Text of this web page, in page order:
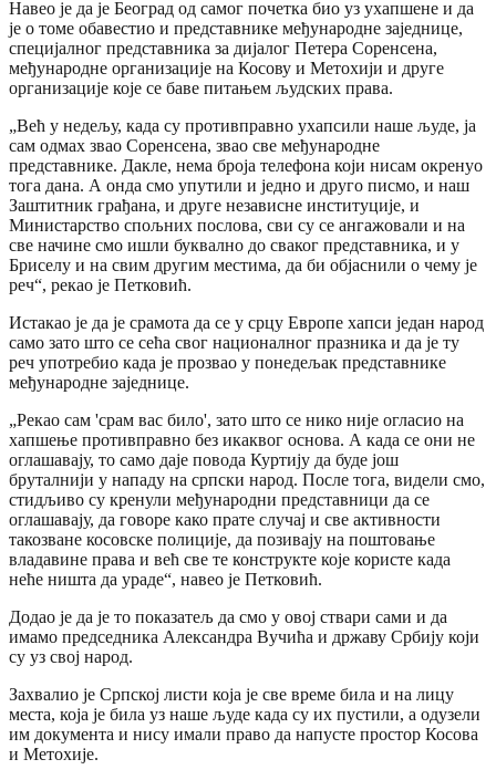
Навео је да је Београд од самог почетка био уз ухапшене и да
је о томе обавестио и представнике међународне заједнице,
специјалног представника за дијалог Петера Соренсена,
међународне организације на Косову и Метохији и друге
организације које се баве питањем људских права.
„Већ у недељу, када су противправно ухапсили наше људе, ја
сам одмах звао Соренсена, звао све међународне
представнике. Дакле, нема броја телефона који нисам окренуо
тога дана. А онда смо упутили и једно и друго писмо, и наш
Заштитник грађана, и друге независне институције, и
Министарство спољних послова, сви су се ангажовали и на
све начине смо ишли буквално до сваког представника, и у
Бриселу и на свим другим местима, да би објаснили о чему је
реч“, рекао је Петковић.
Истакао је да је срамота да се у срцу Европе хапси један народ
само зато што се сећа свог националног празника и да је ту
реч употребио када је прозвао у понедељак представнике
међународне заједнице.
„Рекао сам 'срам вас било', зато што се нико није огласио на
хапшење противправно без икаквог основа. А када се они не
оглашавају, то само даје повода Куртију да буде још
бруталнији у нападу на српски народ. После тога, видели смо,
стидљиво су кренули међународни представници да се
оглашавају, да говоре како прате случај и све активности
такозване косовске полиције, да позивају на поштовање
владавине права и већ све те конструкте које користе када
неће ништа да ураде“, навео је Петковић.
Додао је да је то показатељ да смо у овој ствари сами и да
имамо председника Александра Вучића и државу Србију који
су уз свој народ.
Захвалио је Српској листи која је све време била и на лицу
места, која је била уз наше људе када су их пустили, а одузели
им документа и нису имали право да напусте простор Косова
и Метохије.